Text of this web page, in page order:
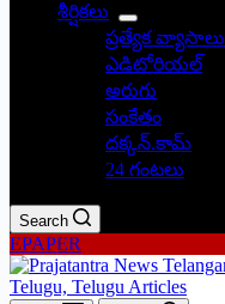
శీర్షికలు
ప్రత్యేక వ్యాసాలు
ఎడిటోరియల్
అరుగు
సంకేతం
దక్కన్.కామ్
24 గంటలు
Search
EPAPER